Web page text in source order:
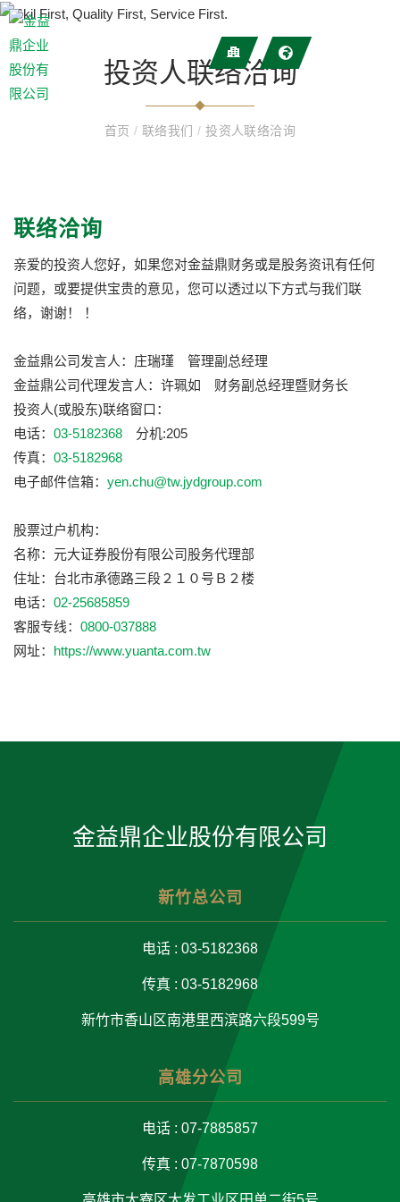
投资人联络洽询
首页/ 联络我们/ 投资人联络洽询
联络洽询
亲爱的投资人您好，如果您对金益鼎财务或是股务资讯有任何
问题，或要提供宝贵的意见，您可以透过以下方式与我们联
络，谢谢！ ！
金益鼎公司发言人：庄瑞瑾 管理副总经理
金益鼎公司代理发言人：许珮如 财务副总经理暨财务长
投资人(或股东)联络窗口：
电话： 03-5182368 分机:205
传真： 03-5182968
电子邮件信箱： yen.chu@tw.jydgroup.com
股票过户机构：
名称：元大证券股份有限公司股务代理部
住址：台北市承德路三段２１０号Ｂ２楼
电话： 02-25685859
客服专线： 0800-037888
网址： https://www.yuanta.com.tw
金益鼎企业股份有限公司
新竹总公司
电话 : 03-5182368
传真 : 03-5182968
新竹市香山区南港里西滨路六段599号
高雄分公司
电话 : 07-7885857
传真 : 07-7870598